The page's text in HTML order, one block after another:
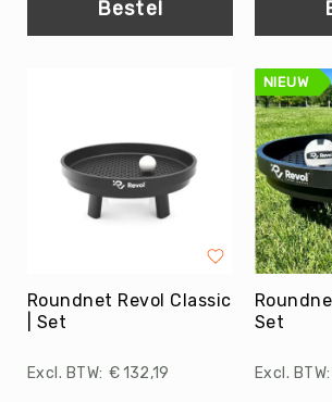
Trefballen
Luchtgevulde
Speciale
ballen
Skippyballen
Ballenpakketten
Sportballen
-
-
Bestel
Roundnet Revol Classic
| Set
€ 132,19
NIEUW
Set